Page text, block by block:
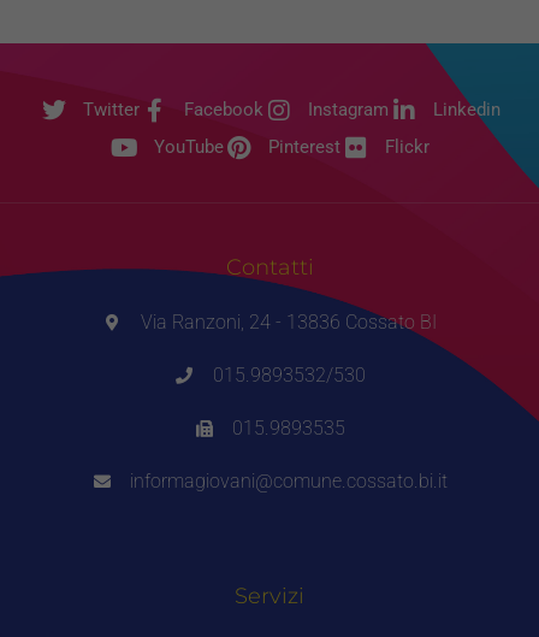
Twitter Facebook Instagram
Linkedin
YouTube
Pinterest Flickr
Contatti
Via Ranzoni, 24 - 13836 Cossato BI
015.9893532/530
015.9893535
informagiovani@comune.cossato.bi.it
Servizi